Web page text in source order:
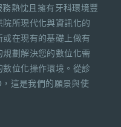
熱忱且擁有牙科環境豐
所現代化與資訊化的
在現有的基礎上做有
劃解決您的數位化需
位化操作環境。從診
這是我們的願景與使